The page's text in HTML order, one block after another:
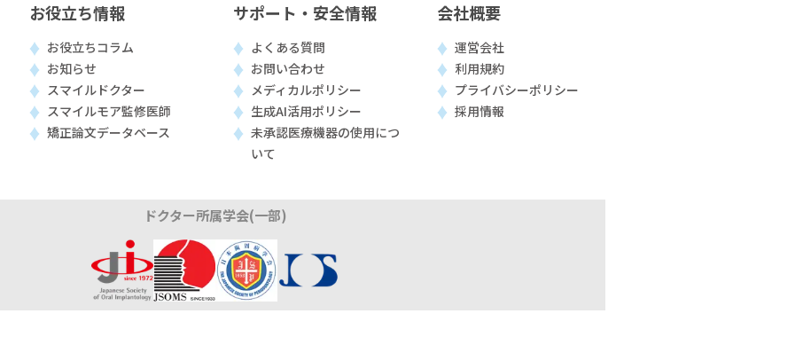
お役立ち情報
お役立ちコラム
お知らせ
スマイルドクター
スマイルモア監修医師
矯正論文データベース
サポート・安全情報
よくある質問
お問い合わせ
メディカルポリシー
生成AI活用ポリシー
未承認医療機器の使用につ
いて
会社概要
運営会社
利用規約
プライバシーポリシー
採用情報
ドクター所属学会(一部)